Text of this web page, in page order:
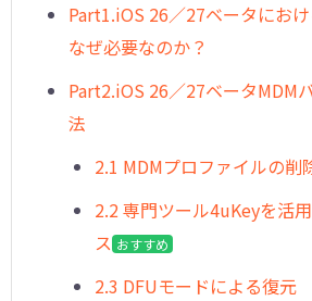
︎Part1.iOS 26／27ベータにお
なぜ必要なのか？
Part2.iOS 26／27ベータMDM
法
2.1 MDMプロファイルの削
2.2 専門ツール4uKeyを活
ス おすすめ
2.3 DFUモードによる復元